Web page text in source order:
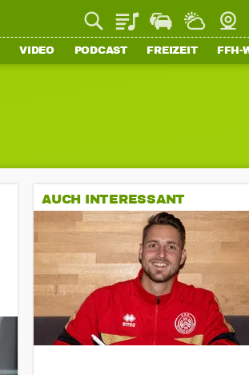
PlaylistStaupilotWetter
VIDEO PODCAST FREIZEIT FFH-
AUCH INTERESSANT